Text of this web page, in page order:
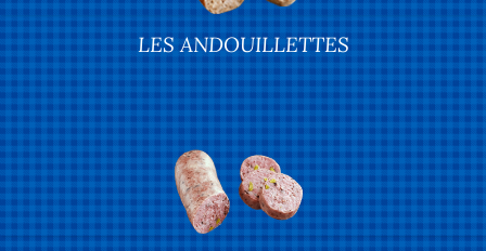
LES ANDOUILLETTES